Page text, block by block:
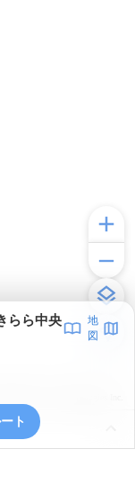
らら中央
地
図
ト